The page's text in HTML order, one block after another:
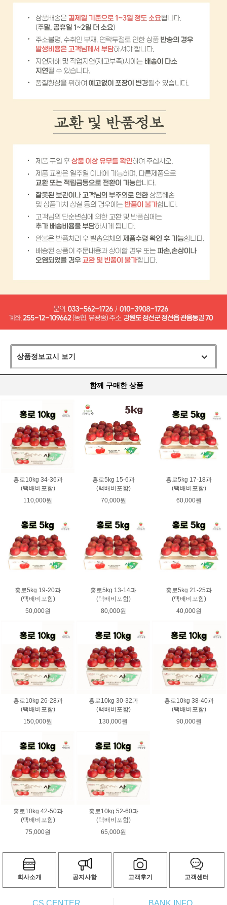
상품정보고시 보기
함께 구매한 상품
홍로10kg 34-36과
(택배비포함)
110,000원
홍로5kg 15-6과
(택배비포함)
70,000원
홍로5kg 17-18과
(택배비포함)
60,000원
홍로5kg 19-20과
(택배비포함)
50,000원
홍로5kg 13-14과
(택배비포함)
80,000원
홍로5kg 21-25과
(택배비포함)
40,000원
홍로10kg 26-28과
(택배비포함)
150,000원
홍로10kg 30-32과
(택배비포함)
130,000원
홍로10kg 38-40과
(택배비포함)
90,000원
홍로10kg 42-50과
(택배비포함)
75,000원
홍로10kg 52-60과
(택배비포함)
65,000원
회사소개 공지사항 고객후기 고객센터
CS CENTER BANK INFO